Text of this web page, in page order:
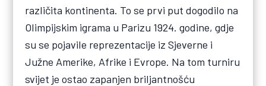
različita kontinenta. To se prvi put dogodilo na
Olimpijskim igrama u Parizu 1924. godine, gdje
su se pojavile reprezentacije iz Sjeverne i
Južne Amerike, Afrike i Evrope. Na tom turniru
svijet je ostao zapanjen briljantnošću